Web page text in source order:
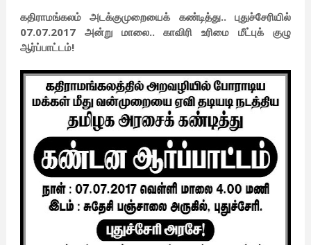
கதிராமங்கலம் அடக்குமுறையைக் கண்டித்து.. புதுச்சேரியில்
07.07.2017 அன்று மாலை.. காவிரி உரிமை மீட்புக் குழு
ஆர்ப்பாட்டம்!